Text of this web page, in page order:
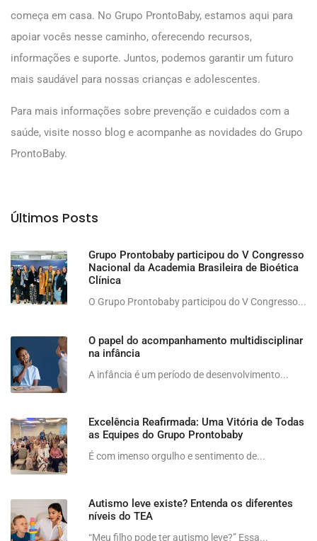
começa em casa. No Grupo ProntoBaby, estamos aqui para
apoiar vocês nesse caminho, oferecendo recursos,
informações e suporte. Juntos, podemos garantir um futuro
mais saudável para nossas crianças e adolescentes.
Para mais informações sobre prevenção e cuidados com a
saúde, visite nosso blog e acompanhe as novidades do Grupo
ProntoBaby.
Últimos Posts
Grupo Prontobaby participou do V Congresso
Nacional da Academia Brasileira de Bioética
Clínica
O Grupo Prontobaby participou do V Congresso...
O papel do acompanhamento multidisciplinar
na infância
A infância é um período de desenvolvimento...
Excelência Reafirmada: Uma Vitória de Todas
as Equipes do Grupo Prontobaby
É com imenso orgulho e sentimento de...
Autismo leve existe? Entenda os diferentes
níveis do TEA
“Meu filho pode ter autismo leve?” Essa...